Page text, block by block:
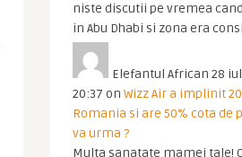
niste discutii pe vremea
in Abu Dhabi si zona era
Elefantul African 28
20:37 on Wizz Air a implinit
Romania si are 50% cota de
va urma ?
Multa sanatate mamei tale!